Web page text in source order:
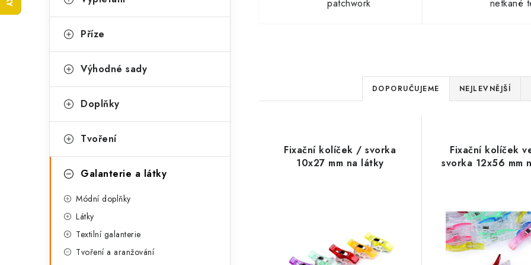
a
n
í
a
e
o
i
Příze
Výhodné sady
Doplňky
Tvoření
Galanterie a látky
Módní doplňky
Látky
Textilní galanterie
Tvoření a aranžování
patchwork netkané
Ř
a
e
r
DOPORUČUJEME NEJLEVNĚJŠÍ
Fixační kolíček / svorka
10x27 mm na látky
Fixační kolíček
svorka 12x56 mm